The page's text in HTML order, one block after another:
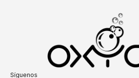
Síguenos